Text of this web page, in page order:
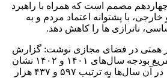
مصمم است که همراه با راهبرد
با پشتوانه اعتماد مردم و به
ناترازی ها را کاهش دهد.
همتی در فضای مجازی نوشت: گزارش
اخیر دیوان محاسبات از تفریغ بودجه سال‌های ۱۴۰۱ و ۱۴۰۲ نشان
می‌دهد که ⁧ کسری بودجه ⁩ در آن سال‌ها به ترتیب ۵۹۷ و ۴۳۷ هزار